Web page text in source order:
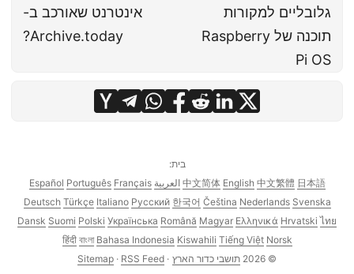
גלובליים למקורות
תוכנה של Raspberry
Pi OS
אינטרנט שאורכב ב-
Archive.today?
בית:
中文简体 English 中文繁體 日本語 العربية Español Português Français
Deutsch Türkçe Italiano Русский 한국어 Čeština Nederlands Svenska
Dansk Suomi Polski Українська Română Magyar Ελληνικά Hrvatski ไทย
हिंदी বাংলা Bahasa Indonesia Kiswahili Tiếng Việt Norsk
© 2026
תושבי כדור הארץ ·
Sitemap· RSS Feed